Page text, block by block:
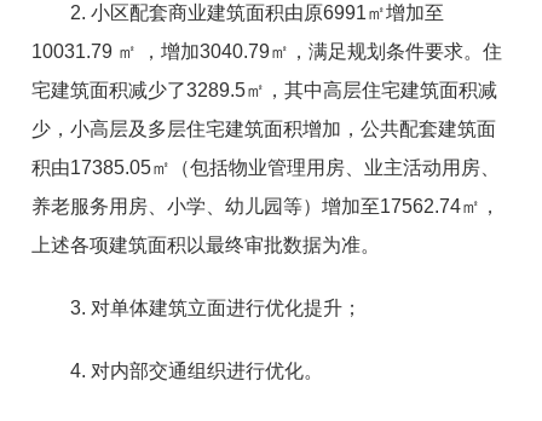
2. 小区配套商业建筑面积由原6991㎡增加至
10031.79 ㎡ ，增加3040.79㎡，满足规划条件要求。住
宅建筑面积减少了3289.5㎡，其中高层住宅建筑面积减
少，小高层及多层住宅建筑面积增加，公共配套建筑面
积由17385.05㎡（包括物业管理用房、业主活动用房、
养老服务用房、小学、幼儿园等）增加至17562.74㎡，
上述各项建筑面积以最终审批数据为准。
3. 对单体建筑立面进行优化提升；
4. 对内部交通组织进行优化。